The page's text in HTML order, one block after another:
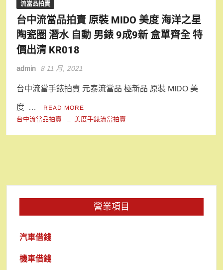
流當品拍賣
台中流當品拍賣 原裝 MIDO 美度 海洋之星
陶瓷圈 潛水 自動 男錶 9成9新 盒單齊全 特
價出清 KR018
admin 8 11 月, 2021
台中流當手錶拍賣 元泰流當品 極新品 原裝 MIDO 美
度 … READ MORE
台中流當品拍賣 美度手錶流當拍賣
營業項目
汽車借錢
機車借錢